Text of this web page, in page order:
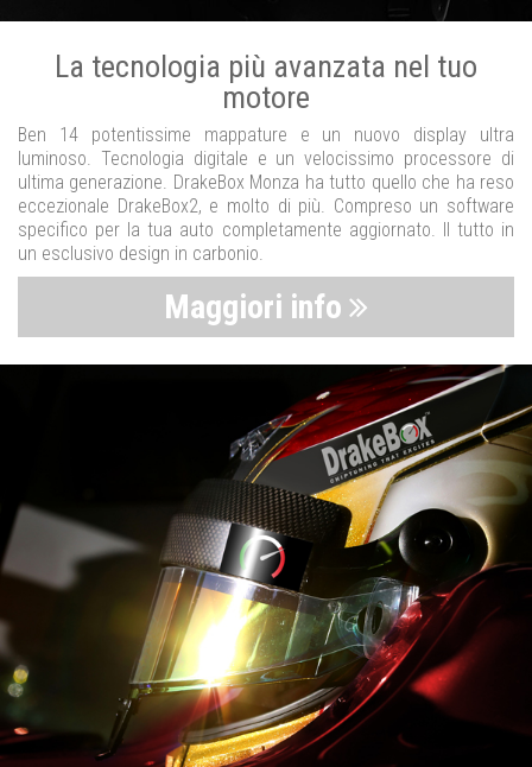
La tecnologia più avanzata nel tuo
motore
Ben 14 potentissime mappature e un nuovo display ultra
luminoso. Tecnologia digitale e un velocissimo processore di
ultima generazione. DrakeBox Monza ha tutto quello che ha reso
eccezionale DrakeBox2, e molto di più. Compreso un software
specifico per la tua auto completamente aggiornato. Il tutto in
un esclusivo design in carbonio.
Maggiori info